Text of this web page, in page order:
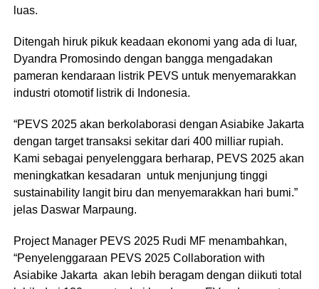
luas.
Ditengah hiruk pikuk keadaan ekonomi yang ada di luar,
Dyandra Promosindo dengan bangga mengadakan
pameran kendaraan listrik PEVS untuk menyemarakkan
industri otomotif listrik di Indonesia.
“PEVS 2025 akan berkolaborasi dengan Asiabike Jakarta
dengan target transaksi sekitar dari 400 milliar rupiah.
Kami sebagai penyelenggara berharap, PEVS 2025 akan
meningkatkan kesadaran untuk menjunjung tinggi
sustainability langit biru dan menyemarakkan hari bumi.”
jelas Daswar Marpaung.
Project Manager PEVS 2025 Rudi MF menambahkan,
“Penyelenggaraan PEVS 2025 Collaboration with
Asiabike Jakarta akan lebih beragam dengan diikuti total